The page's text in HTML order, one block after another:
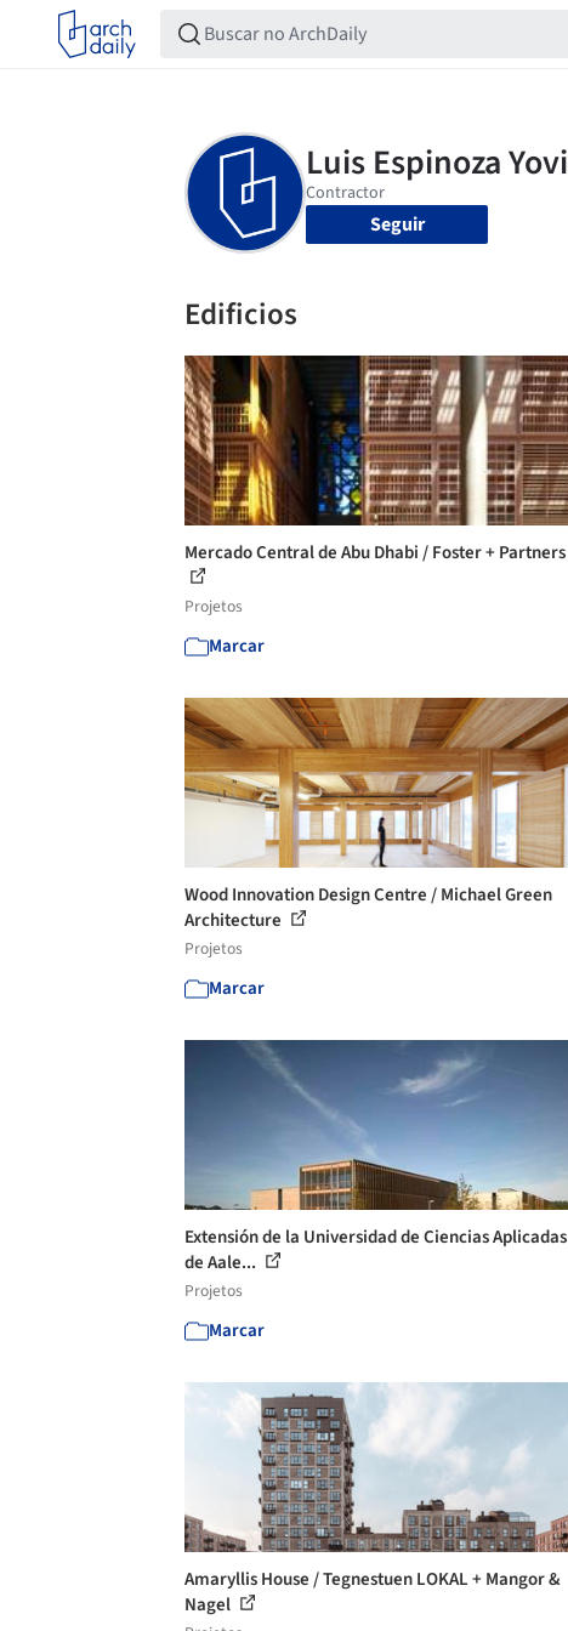
Seguir
Edificios
Mercado Central de Abu Dhabi / Foster + Partners
Projetos
Marcar
Wood Innovation Design Centre / Michael Green
Architecture
Projetos
Marcar
Extensión de la Universidad de Ciencias Aplicadas
de Aale...
Projetos
Marcar
Amaryllis House / Tegnestuen LOKAL + Mangor &
Nagel